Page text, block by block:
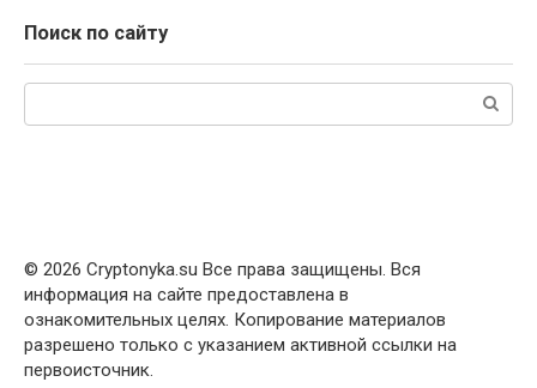
Поиск по сайту
© 2026 Cryptonyka.su Все права защищены. Вся
информация на сайте предоставлена в
ознакомительных целях. Копирование материалов
разрешено только с указанием активной ссылки на
первоисточник.